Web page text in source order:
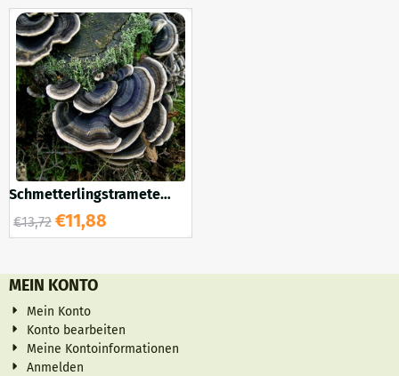
Schmetterlingstramete
Trametes versicolor 100
Holzdübel
€13,72 €11,88
MEIN KONTO
Mein Konto
Konto bearbeiten
Meine Kontoinformationen
Anmelden